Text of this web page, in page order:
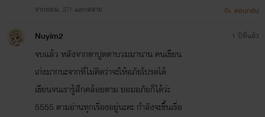
อย่างเท่าเทียมกัน อันนี้ฟางรับปากมากเลย
นิยายเรื่องนี้มีคำหยาบ8เต็ม10 โปรดใช้วิจารณญาณในการ
จากตอน: 27/ แตกสลาย ตอบกลับ
Nuyim2
จบแล้ว หลังจากตาปูดตาบวมมานาน คนเขียน
เก่งมากนะจากที่ไม่คิดว่าจะให้อภัยโปรดได้
เขียนจนเรารู้สึกคล้อยตาม ยอมอภัยก็ได้ว่ะ
5555 ตามอ่านทุกเรื่องอยู่นะคะ กำลังจะขึ้นเรื่อ
1 ปีที่แล้ว